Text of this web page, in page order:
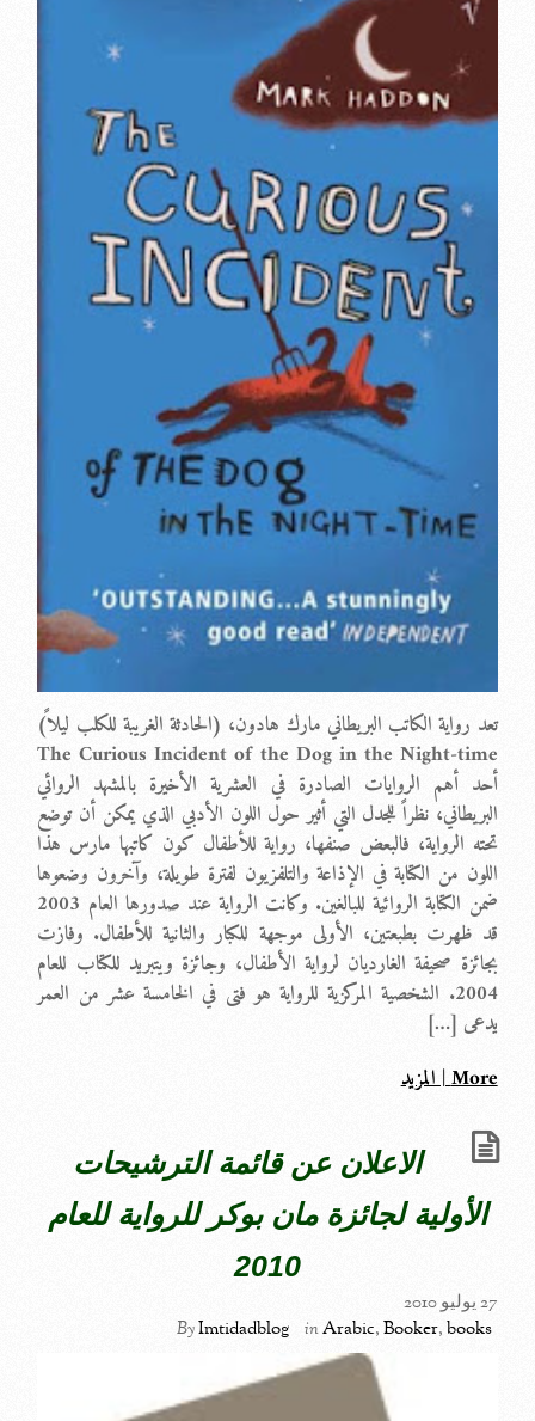
تعد رواية الكاتب البريطاني مارك هادون، (الحادثة الغريبة للكلب ليلاً)
The Curious Incident of the Dog in the Night-time
أحد أهم الروايات الصادرة في العشرية الأخيرة بالمشهد الروائي
البريطاني، نظراً للجدل التي أثير حول اللون الأدبي الذي يمكن أن توضع
تحته الرواية، فالبعض صنفها، رواية للأطفال كون كاتبها مارس هذا
اللون من الكتابة في الإذاعة والتلفزيون لفترة طويلة، وآخرون وضعوها
ضمن الكتابة الروائية للبالغين. وكانت الرواية عند صدورها العام 2003
قد ظهرت بطبعتين، الأولى موجهة للكبار والثانية للأطفال. وفازت
بجائزة صحيفة الغارديان لرواية الأطفال، وجائزة ويتبريد للكتاب للعام
2004. الشخصية المركزية للرواية هو فتى في الخامسة عشر من العمر
يدعى […]
More | المزيد
الاعلان عن قائمة الترشيحات
الأولية لجائزة مان بوكر للرواية للعام
2010
27 يوليو 2010
ByImtidadblog inArabic,Booker,books